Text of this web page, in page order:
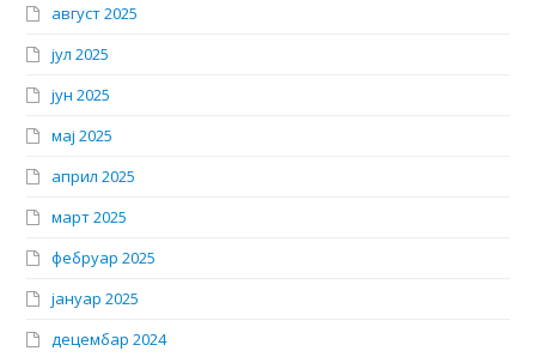
август 2025
јул 2025
јун 2025
мај 2025
април 2025
март 2025
фебруар 2025
јануар 2025
децембар 2024